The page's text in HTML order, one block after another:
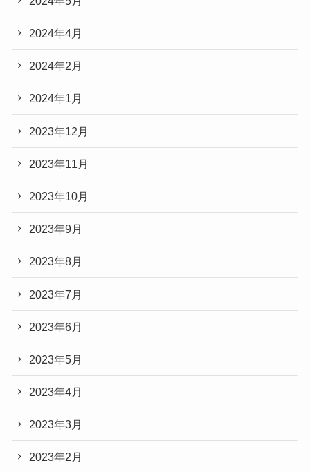
2024年4月
2024年2月
2024年1月
2023年12月
2023年11月
2023年10月
2023年9月
2023年8月
2023年7月
2023年6月
2023年5月
2023年4月
2023年3月
2023年2月